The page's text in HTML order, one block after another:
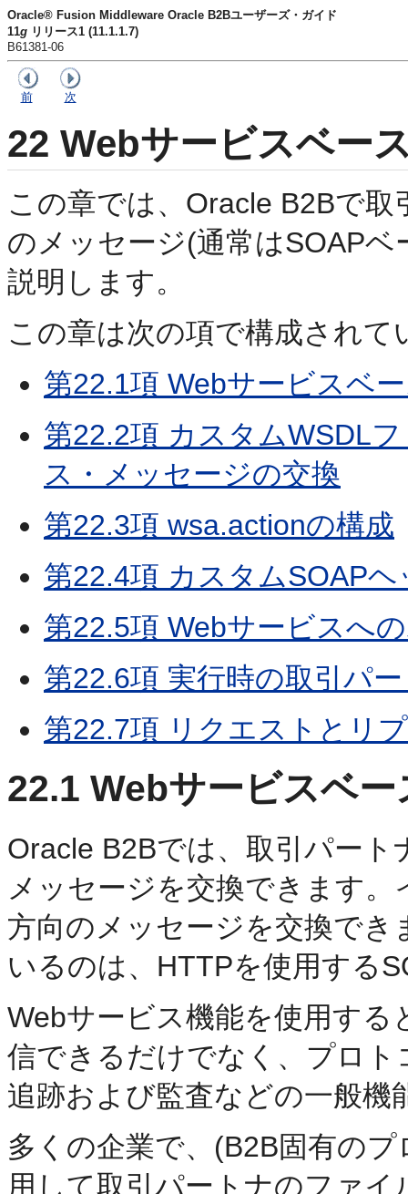
Oracle® Fusion Middleware Oracle B2Bユーザーズ・ガイド
11g リリース1 (11.1.1.7)
B61381-06
前 次
22 Webサービスベー
この章では、Oracle B2Bで
のメッセージ(通常はSOAP
説明します。
この章は次の項で構成されて
第22.1項 Webサービスベ
第22.2項 カスタムWSDL
ス・メッセージの交換
第22.3項 wsa.actionの構成
第22.4項 カスタムSOAP
第22.5項 Webサービスへ
第22.6項 実行時の取引パ
第22.7項 リクエストとリ
22.1 Webサービスベ
Oracle B2Bでは、取引パー
メッセージを交換できます
方向のメッセージを交換で
いるのは、HTTPを使用する
Webサービス機能を使用す
信できるだけでなく、プロ
追跡および監査などの一般機
多くの企業で、(B2B固有の
用して取引パートナのファ